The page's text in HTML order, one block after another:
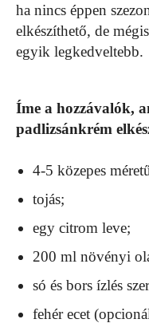
ha nincs éppen
elkészíthető, de
egyik legkedveltebb.
Íme a hozzávalók,
padlizsánkrém
4-5 közepes
tojás;
egy citrom leve;
200 ml növényi
só és bors ízlés
fehér ecet